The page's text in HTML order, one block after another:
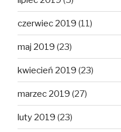
czerwiec 2019 (11)
maj 2019 (23)
kwiecień 2019 (23)
marzec 2019 (27)
luty 2019 (23)